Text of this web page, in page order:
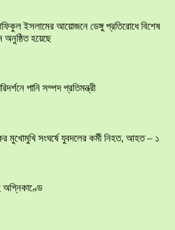
ইসলামের আয়োজনে ডেঙ্গু প্রতিরোধে বিশেষ
অনুষ্ঠিত হয়েছে
পানি সম্পদ প্রতিমন্ত্রী
মুখোমুখি সংঘর্ষে যুবদলের কর্মী নিহত, আহত – ১
অগ্নিকাণ্ডে